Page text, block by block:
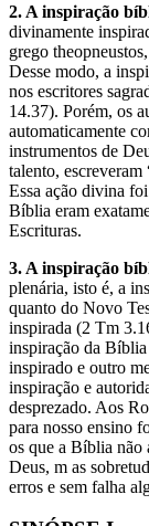
2. A inspiração
divinamente
grego
Desse modo, a
nos escritores
14.37). Porém, os
automaticamente
instrumentos de
talento,
Essa ação divina
Bíblia eram
Escrituras.
3. A inspiração
plenária, isto é, a
quanto do Novo
inspirada (2 Tm
inspiração da
inspirado e outro
inspiração e
desprezado. Aos
para nosso ensino
os que a Bíblia não
Deus, m as
erros e sem falha